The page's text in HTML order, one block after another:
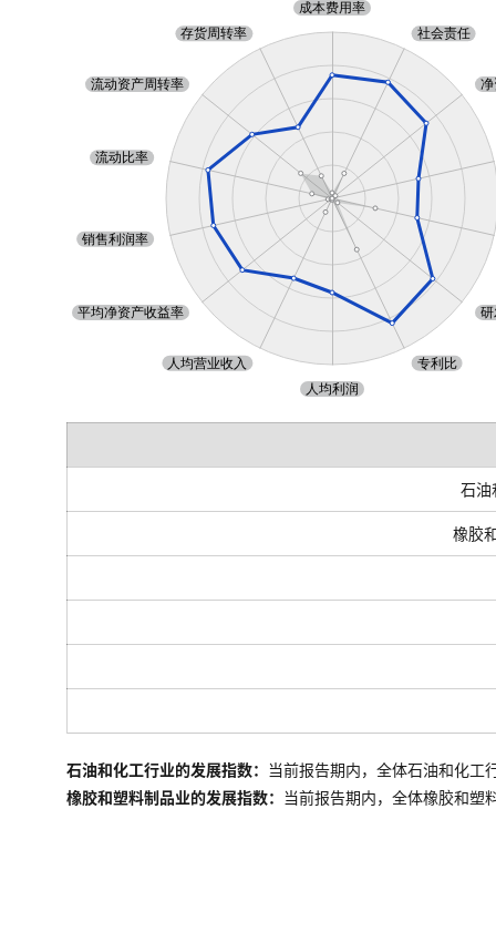
石油
橡胶
石油和化工行业的发展指数： 当前报告期内，全体石油和化工
橡胶和塑料制品业的发展指数： 当前报告期内，全体橡胶和塑